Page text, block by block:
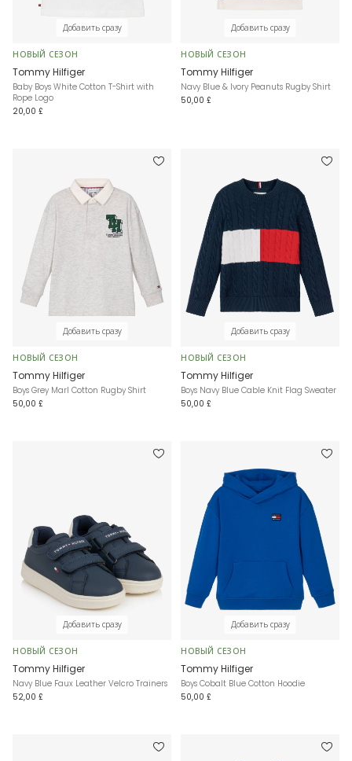
Добавить сразу
НОВЫЙ СЕЗОН
Tommy Hilfiger
Baby Boys White Cotton T-Shirt with
Rope Logo
20,00 £
Добавить сразу
НОВЫЙ СЕЗОН
Tommy Hilfiger
Navy Blue & Ivory Peanuts Rugby Shirt
50,00 £
Добавить сразу
НОВЫЙ СЕЗОН
Tommy Hilfiger
Boys Grey Marl Cotton Rugby Shirt
50,00 £
Добавить сразу
НОВЫЙ СЕЗОН
Tommy Hilfiger
Boys Navy Blue Cable Knit Flag Sweater
50,00 £
Добавить сразу
НОВЫЙ СЕЗОН
Tommy Hilfiger
Navy Blue Faux Leather Velcro Trainers
52,00 £
Добавить сразу
НОВЫЙ СЕЗОН
Tommy Hilfiger
Boys Cobalt Blue Cotton Hoodie
50,00 £